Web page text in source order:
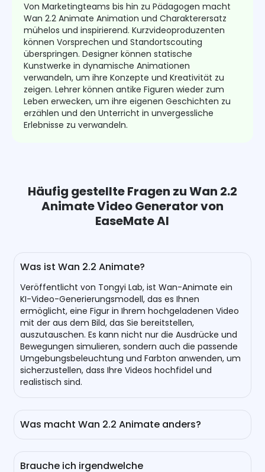
Von Marketingteams bis hin zu Pädagogen macht
Wan 2.2 Animate Animation und Charakterersatz
mühelos und inspirierend. Kurzvideoproduzenten
können Vorsprechen und Standortscouting
überspringen. Designer können statische
Kunstwerke in dynamische Animationen
verwandeln, um ihre Konzepte und Kreativität zu
zeigen. Lehrer können antike Figuren wieder zum
Leben erwecken, um ihre eigenen Geschichten zu
erzählen und den Unterricht in unvergessliche
Erlebnisse zu verwandeln.
Häufig gestellte Fragen zu Wan 2.2
Animate Video Generator von
EaseMate AI
Was ist Wan 2.2 Animate?
Veröffentlicht von Tongyi Lab, ist Wan-Animate ein
KI-Video-Generierungsmodell, das es Ihnen
ermöglicht, eine Figur in Ihrem hochgeladenen Video
mit der aus dem Bild, das Sie bereitstellen,
auszutauschen. Es kann nicht nur die Ausdrücke und
Bewegungen simulieren, sondern auch die passende
Umgebungsbeleuchtung und Farbton anwenden, um
sicherzustellen, dass Ihre Videos hochfidel und
realistisch sind.
Was macht Wan 2.2 Animate anders?
Gesichtsausdrücke, während Wan 2.2 die Barriere
Brauche ich irgendwelche